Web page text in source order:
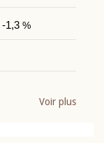
-1,3%
Voir plus